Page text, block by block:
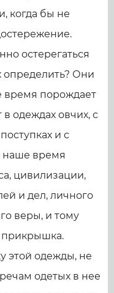
когда бы не
остерегаться
определить? Они
время порождает
одеждах овчих, с
и с
наше время
цивилизации,
и дел, личного
веры, и тому
прикрышка.
этой одежды, не
одетых в нее